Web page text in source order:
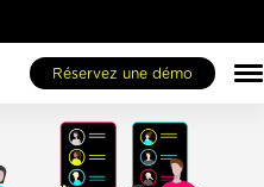
Réservez une démo